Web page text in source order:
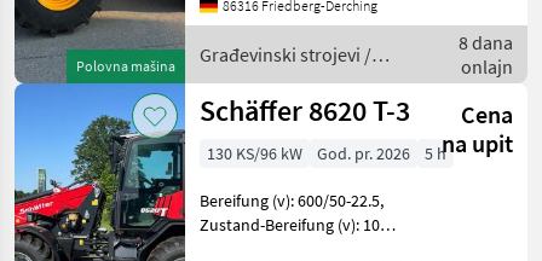
Polovna mašina
km/h, Erstzulassung:
24.05.201
86316 Friedberg-Derching
Građevinski strojevi /
JCB
8 dana
onlajn
Schäffer 8620 T-3
Cena
na upit
130 KS/96 kW God. pr. 2026 5 h
Bereifung (v): 600/50-22.5,
Zustand-Bereifung (v): 100